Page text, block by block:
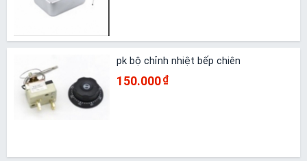
pk bộ chỉnh nhiệt bếp chiên
150.000₫